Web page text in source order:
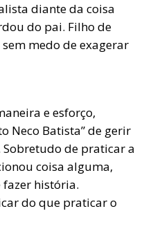
diante da coisa
do pai. Filho de
medo de exagerar
e esforço,
Neco Batista” de gerir
de praticar a
coisa alguma,
história.
do que praticar o